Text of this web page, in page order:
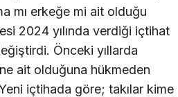
mı erkeğe mi ait olduğu
2024 yılında verdiği içtihat
Önceki yıllarda
ait olduğuna hükmeden
içtihada göre; takılar kime